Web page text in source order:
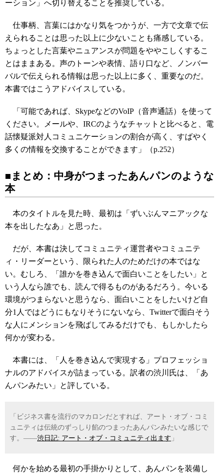
ーション」へ切り替えることを推奨している。
仕事柄、言葉にはかなり気をつかうが、一方で文章で伝
えられることは思った以上に少ないことも痛感している。
ちょっとした言葉やニュアンスが問題をややこしくするこ
とはままある。声のトーンや表情、語り口など、ノンバー
バルで伝えられる情報は思った以上に多く、重要なのだ。
本書ではこうアドバイスしている。
「可能であれば、SkypeなどのVoIP（音声通話）を使って
ください。メールや、IRCのようなチャットと比べると、電
話懐疑派対人コミュニケーションの割合が高く、すばやく
多くの情報を交換することができます」（p.252）
■まとめ：中身がつまったあんパンのような
本
本のタイトルを見た時、最初は「ずいぶんマニアックな
本を出したなあ」と思った。
だが、本書は決してコミュニティ運営者やコミュニテ
ィ・リーダーという、限られた人のためだけの本ではな
い。むしろ、「誰かを巻き込んで面白いことをしたい」と
いう人なら誰でも、読んで得るものがあるだろう。今いる
環境がつまらないと思うなら、面白いことをしたいけど自
分1人ではどうにもなりそうにないなら、Twitterで面白そう
な人にメンションを飛ばしてみるだけでも、もしかしたら
何かが変わる。
本書には、「人を巻き込んで実現する」プロフェッショ
ナルのアドバイスが詰まっている。訳者の渋川氏は、「あ
んパンみたい」と評している。
「ビジネス書を流行のマカロンだとすれば、アート・オブ・コミ
ュニティは伝統のずっしり餡のつまったあんパンみたいな感じで
す。――渋日記: アート・オブ・コミュニティ出ます 」
何かを始める最初の手掛かりとして、あんパンを装備し